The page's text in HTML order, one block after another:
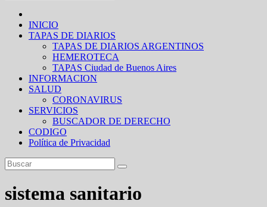
INICIO
TAPAS DE DIARIOS
TAPAS DE DIARIOS ARGENTINOS
HEMEROTECA
TAPAS Ciudad de Buenos Aires
INFORMACION
SALUD
CORONAVIRUS
SERVICIOS
BUSCADOR DE DERECHO
CODIGO
Política de Privacidad
sistema sanitario